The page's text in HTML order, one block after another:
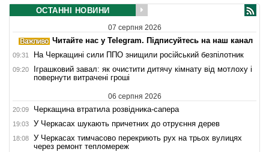
ОСТАННІ НОВИНИ
07 серпня 2026
Читайте нас у Telegram. Підписуйтесь на наш канал
09:31 На Черкащині сили ППО знищили російський безпілотник
09:20
Іграшковий завал: як очистити дитячу кімнату від мотлоху і
повернути витрачені гроші
06 серпня 2026
20:09 Черкащина втратила розвідника-сапера
19:03 У Черкасах шукають причетних до отруєння дерев
18:08
У Черкасах тимчасово перекриють рух на трьох вулицях
через ремонт тепломереж